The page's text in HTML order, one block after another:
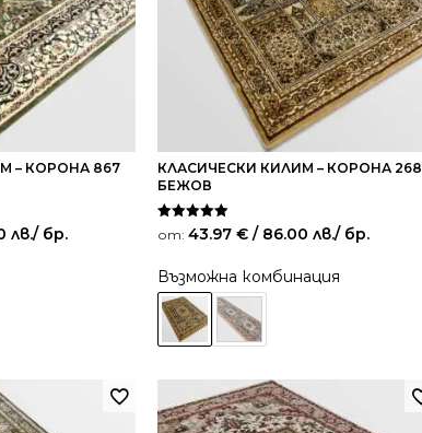
– КОРОНА 867
лв./ бр.
КЛАСИЧЕСКИ КИЛИМ – КОРОНА 268
БЕЖОВ
Оценено на
5.00
от: 43.97 € / 86.00 лв./ бр.
Възможна комбинация